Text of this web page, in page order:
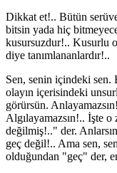
Dikkat et!.. Bütün
bitsin yada hiç
kusursuzdur!.. Kusurlu
diye tanımlananlardır!..
Sen, senin içindeki
olayın içerisindeki
görürsün.
Algılayamazsın!.. İşte o
değilmiş!.." der.
geç değil!.. Ama sen,
olduğundan "geç" der,